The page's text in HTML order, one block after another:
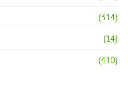
(314)
(14)
(410)